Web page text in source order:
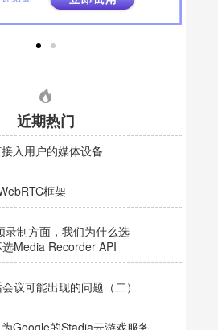
近期热门
入用户的媒体设备
框架
录制方面，我们为什么选
Media Recorder API
议可能出现的问题（二）
Google的Stadia云游戏服务